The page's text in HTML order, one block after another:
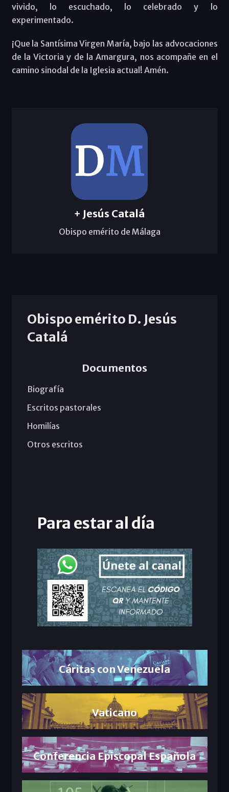
vivido, lo escuchado, lo celebrado y lo
experimentado.
¡Que la Santísima Virgen María, bajo las advocaciones
de la Victoria y de la Amargura, nos acompañe en el
camino sinodal de la Iglesia actual! Amén.
+ Jesús Catalá
Obispo emérito de Málaga
Obispo emérito D. Jesús
Catalá
Documentos
Biografía
Escritos pastorales
Homilías
Otros escritos
Para estar al día
Cáritas con Venezuela
Vaticano
Conferencia Episcopal Española